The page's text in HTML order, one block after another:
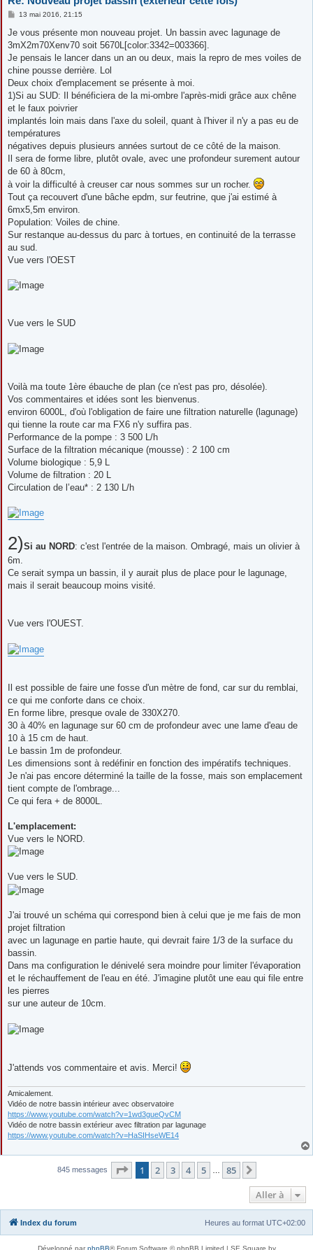
M
s
a
g
13 mai 2016, 21:15
Je vous présente mon nouveau projet. Un bassin avec lagunage de
3mX2m70Xenv70 soit 5670L[color:3342=003366].
Je pensais le lancer dans un an ou deux, mais la repro de mes voiles de
chine pousse derrière. Lol
Deux choix d'emplacement se présente à moi.
1)Si au SUD: Il bénéficiera de la mi-ombre l'après-midi grâce aux chêne
et le faux poivrier
implantés loin mais dans l'axe du soleil, quant à l'hiver il n'y a pas eu de
températures
négatives depuis plusieurs années surtout de ce côté de la maison.
Il sera de forme libre, plutôt ovale, avec une profondeur surement autour
de 60 à 80cm,
à voir la difficulté à creuser car nous sommes sur un rocher.
Tout ça recouvert d'une bâche epdm, sur feutrine, que j'ai estimé à
6mx5,5m environ.
Population: Voiles de chine.
Sur restanque au-dessus du parc à tortues, en continuité de la terrasse
au sud.
Vue vers l'OEST
Vue vers le SUD
Voilà ma toute 1ère ébauche de plan (ce n'est pas pro, désolée).
Vos commentaires et idées sont les bienvenus.
environ 6000L, d'où l'obligation de faire une filtration naturelle (lagunage)
qui tienne la route car ma FX6 n'y suffira pas.
Performance de la pompe : 3 500 L/h
Surface de la filtration mécanique (mousse) : 2 100 cm
Volume biologique : 5,9 L
Volume de filtration : 20 L
Circulation de l’eau* : 2 130 L/h
2)Si au NORD: c'est l'entrée de la maison. Ombragé, mais un olivier à
6m.
Ce serait sympa un bassin, il y aurait plus de place pour le lagunage,
mais il serait beaucoup moins visité.
Vue vers l'OUEST.
Il est possible de faire une fosse d'un mètre de fond, car sur du remblai,
ce qui me conforte dans ce choix.
En forme libre, presque ovale de 330X270.
30 à 40% en lagunage sur 60 cm de profondeur avec une lame d'eau de
10 à 15 cm de haut.
Le bassin 1m de profondeur.
Les dimensions sont à redéfinir en fonction des impératifs techniques.
Je n'ai pas encore déterminé la taille de la fosse, mais son emplacement
tient compte de l'ombrage...
Ce qui fera + de 8000L.
L'emplacement:
Vue vers le NORD.
Vue vers le SUD.
J'ai trouvé un schéma qui correspond bien à celui que je me fais de mon
projet filtration
avec un lagunage en partie haute, qui devrait faire 1/3 de la surface du
bassin.
Dans ma configuration le dénivelé sera moindre pour limiter l'évaporation
et le réchauffement de l'eau en été. J'imagine plutôt une eau qui file entre
les pierres
sur une auteur de 10cm.
J'attends vos commentaire et avis. Merci!
Amicalement.
Vidéo de notre bassin intérieur avec observatoire
https://www.youtube.com/watch?v=1wd3gueQvCM
Vidéo de notre bassin extérieur avec filtration par lagunage
https://www.youtube.com/watch?v=HaSIHseWE14
845 messages Page 1sur85
1 2 3 4 5 85
Aller à
Index du forum Heures au format UTC+02:00
Développé parphpBB® Forum Software © phpBB Limited | SE Square by